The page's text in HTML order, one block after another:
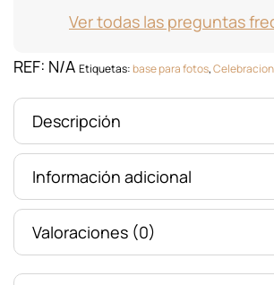
Ver todas las preguntas
REF: N/A Etiquetas:base para fotos,
Descripción
Información adicional
Valoraciones (0)